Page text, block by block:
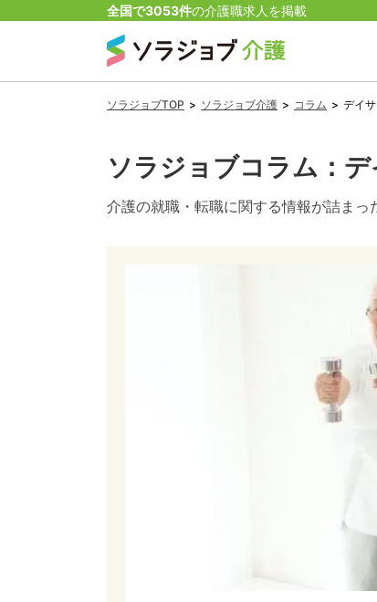
全国で3053件の介護職求人を掲載
ソラジョブTOP > ソラジョブ介護 > コラム > デイ
ソラジョブコラム ：
介護の就職・転職に関する情報が詰まっ